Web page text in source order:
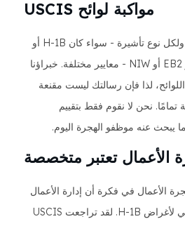
مواكبة لوائح USCIS
تتغير قواعد USCIS كثيرًا، ولكل نوع تأشيرة - سواء كان H-1B أو
L1 أو O1 أو EB1 أو TN أو EB2 أو NIW - معايير مختلفة. خبراؤنا
لذا فإن رسالتك ليست مقنعة
نحن لا نقوم فقط بتقييم
يبحث عنه موظفو الهجرة اليوم.
الأعمال تعتبر متخصصة
الأعمال في فكرة أن إدارة الأعمال
ليست «متخصصة» بما يكفي لأغراض H-1B. لقد تراجعت USCIS